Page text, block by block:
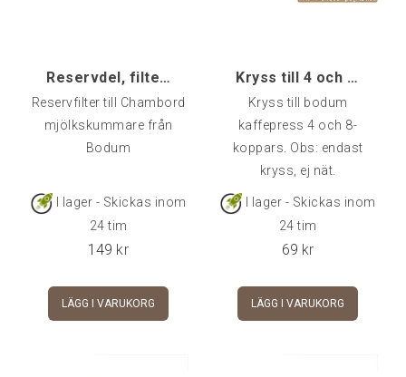
Reservdel, filter till Bodum Chambord Mjölkskummar
Reservfilter till Chambord
mjölkskummare från
Bodum
I lager - Skickas inom
24 tim
149 kr
LÄGG I VARUKORG
Kryss till 4 och 8-koppars
Kryss till bodum
kaffepress 4 och 8-
koppars. Obs: endast
kryss, ej nät.
I lager - Skickas inom
24 tim
69 kr
LÄGG I VARUKORG